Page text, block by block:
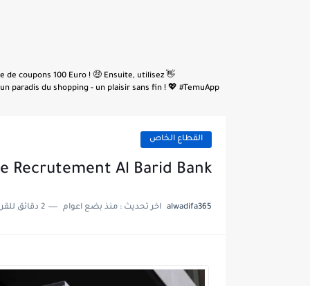
de coupons 100 Euro ! 🤑 Ensuite, utilisez
paradis du shopping - un plaisir sans fin ! 💖 #TemuApp
القطاع الخاص
Recrutement Al Barid Bank
alwadifa365 اخر تحديث : منذ بضع اعوام 2 دقائق للقراءة